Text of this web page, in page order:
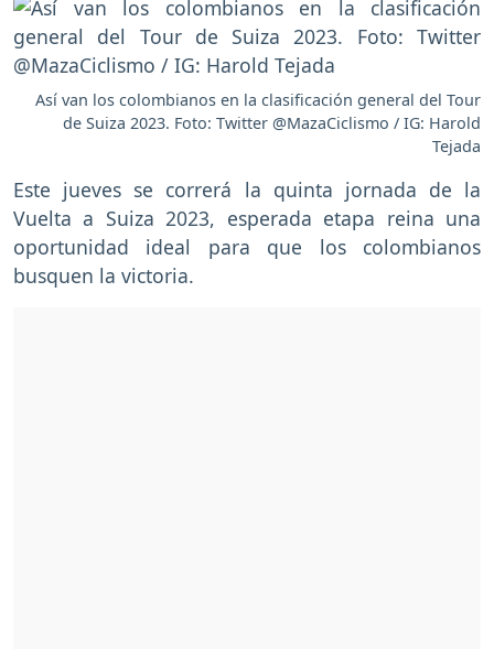
Así van los colombianos en la clasificación general del Tour
de Suiza 2023. Foto: Twitter @MazaCiclismo / IG: Harold
Tejada
Este jueves se correrá la quinta jornada de la
Vuelta a Suiza 2023, esperada etapa reina una
oportunidad ideal para que los colombianos
busquen la victoria.